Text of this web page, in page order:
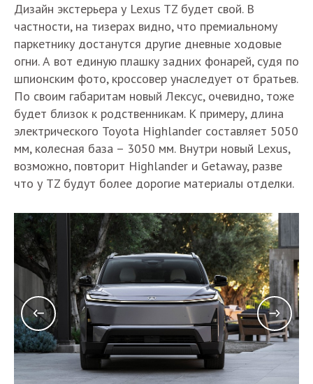
Дизайн экстерьера у Lexus TZ будет свой. В
частности, на тизерах видно, что премиальному
паркетнику достанутся другие дневные ходовые
огни. А вот единую плашку задних фонарей, судя по
шпионским фото, кроссовер унаследует от братьев.
По своим габаритам новый Лексус, очевидно, тоже
будет близок к родственникам. К примеру, длина
электрического Toyota Highlander составляет 5050
мм, колесная база – 3050 мм. Внутри новый Lexus,
возможно, повторит Highlander и Getaway, разве
что у TZ будут более дорогие материалы отделки.